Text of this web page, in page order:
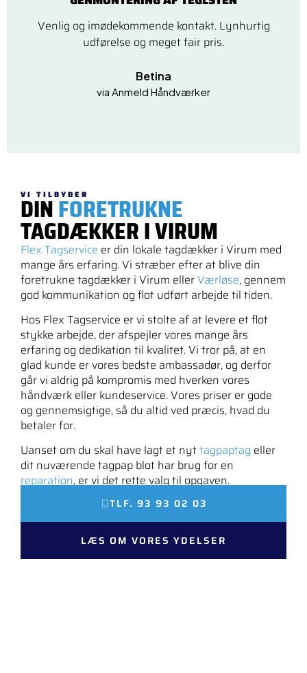
Venlig og imødekommende kontakt. Lynhurtig
udførelse og meget fair pris.
Betina
via Anmeld Håndværker
VI TILBYDER
DINFORETRUKNE
TAGDÆKKER I VIRUM
Flex Tagservice er din lokale tagdækker i Virum med
mange års erfaring. Vi stræber efter at blive din
foretrukne tagdækker i Virum ellerVærløse, gennem
god kommunikation og flot udført arbejde til tiden.
Hos Flex Tagservice er vi stolte af at levere et flot
stykke arbejde, der afspejler vores mange års
erfaring og dedikation til kvalitet. Vi tror på, at en
glad kunde er vores bedste ambassadør, og derfor
går vi aldrig på kompromis med hverken vores
håndværk eller kundeservice. Vores priser er gode
og gennemsigtige, så du altid ved præcis, hvad du
betaler for.
Uanset om du skal have lagt et nyt tagpaptag eller
dit nuværende tagpap blot har brug for en
reparation, er vi det rette valg til opgaven.
TLF. 93 93 02 03
LÆS OM VORES YDELSER